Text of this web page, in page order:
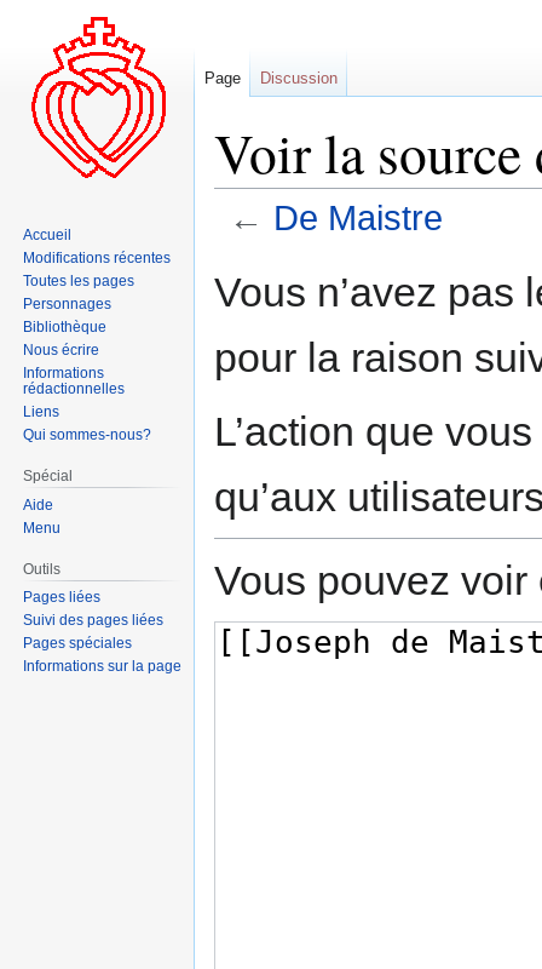
Voir la source
← De Maistre
à
navigation
à
recherche
Vous n’avez pas
pour la raison
L’action que
qu’aux
Vous pouvez
Page Discussion
Accueil
Modifications récentes
Toutes les pages
Personnages
Bibliothèque
Nous écrire
Informations
rédactionnelles
Liens
Qui sommes-nous?
Spécial
Aide
Menu
Outils
Pages liées
Suivi des pages liées
Pages spéciales
Informations sur la page